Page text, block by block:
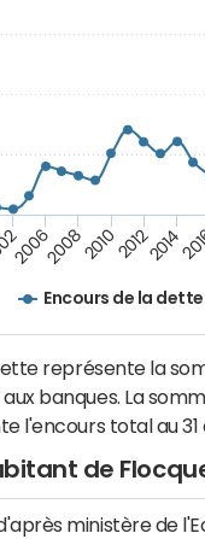
Encours de la dette
20062008201020122014
représente la
banques. La
l'encours total au
de
ministère de